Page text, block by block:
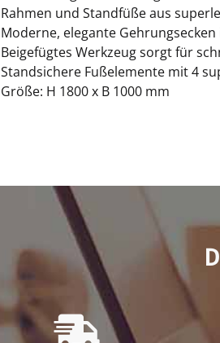
Rahmen und Standfüße aus
Moderne, elegante
Beigefügtes Werkzeug sorgt für
Standsichere Fußelemente mit 4
Größe: H 1800 x B 1000 mm